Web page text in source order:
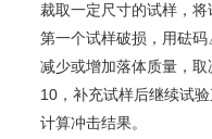
裁取一定尺寸的试样，
第一个试样破损，用砝
减少或增加落体质量，
10，补充试样后继续试
计算冲击结果。